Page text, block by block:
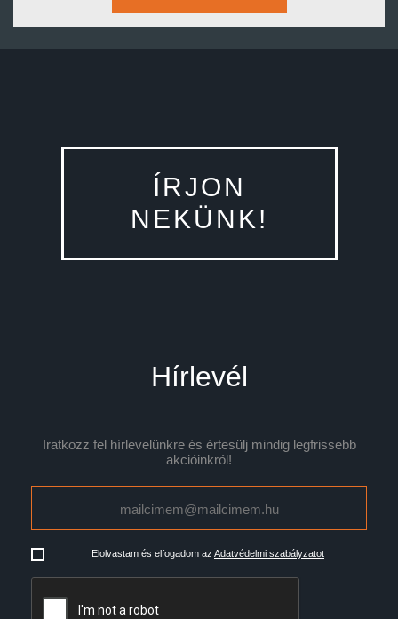
ÍRJON
NEKÜNK!
Hírlevél
Iratkozz fel hírlevelünkre és értesülj mindig legfrissebb
akcióinkról!
Elolvastam és elfogadom az Adatvédelmi szabályzatot